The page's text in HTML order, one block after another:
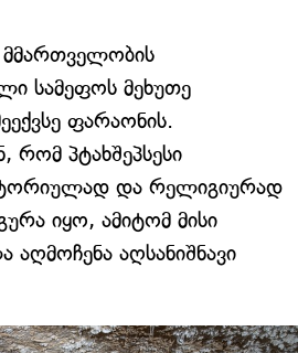
მმართველობის
სამეფოს მეხუთე
ფარაონის.
რომ პტახშეპსესი
და რელიგიურად
იყო, ამიტომ მისი
აღსანიშნავი